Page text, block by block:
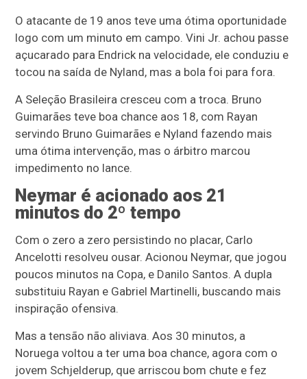
O atacante de 19 anos teve uma ótima oportunidade
logo com um minuto em campo. Vini Jr. achou passe
açucarado para Endrick na velocidade, ele conduziu e
tocou na saída de Nyland, mas a bola foi para fora.
A Seleção Brasileira cresceu com a troca. Bruno
Guimarães teve boa chance aos 18, com Rayan
servindo Bruno Guimarães e Nyland fazendo mais
uma ótima intervenção, mas o árbitro marcou
impedimento no lance.
Neymar é acionado aos 21
minutos do 2º tempo
Com o zero a zero persistindo no placar, Carlo
Ancelotti resolveu ousar. Acionou Neymar, que jogou
poucos minutos na Copa, e Danilo Santos. A dupla
substituiu Rayan e Gabriel Martinelli, buscando mais
inspiração ofensiva.
Mas a tensão não aliviava. Aos 30 minutos, a
Noruega voltou a ter uma boa chance, agora com o
jovem Schjelderup, que arriscou bom chute e fez